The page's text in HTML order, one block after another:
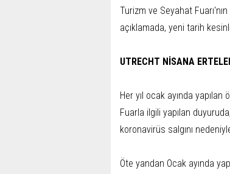
Turizm ve Seyahat
açıklamada, yeni tarih
UTRECHT NİSANA
Her yıl ocak ayında
Fuarla ilgili yapılan
koronavirüs salgını
Öte yandan Ocak ayında